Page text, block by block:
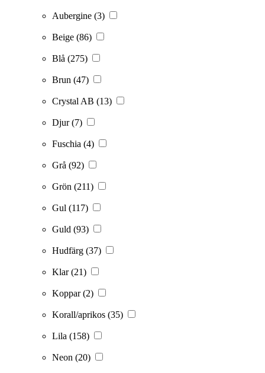
Aubergine (3)
Beige (86)
Blå (275)
Brun (47)
Crystal AB (13)
Djur(7)
Fuschia (4)
Grå (92)
Grön (211)
Gul (117)
Guld (93)
Hudfärg (37)
Klar(21)
Koppar(2)
Korall/aprikos (35)
Lila (158)
Neon (20)